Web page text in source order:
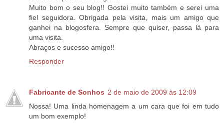
Muito bom o seu blog!! Gostei muito também e serei uma
fiel seguidora. Obrigada pela visita, mais um amigo que
ganhei na blogosfera. Sempre que quiser, passa lá para
uma visita.
Abraços e sucesso amigo!!
Responder
Fabricante de Sonhos 2 de maio de 2009 às 12:09
Nossa! Uma linda homenagem a um cara que foi em tudo
um bom exemplo!